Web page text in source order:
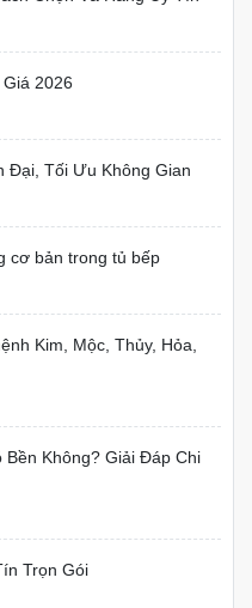
2026
Đại, Tối Ưu Không Gian
cơ bản trong tủ bếp
Kim, Mộc, Thủy, Hỏa,
Bền Không? Giải Đáp Chi
Trọn Gói